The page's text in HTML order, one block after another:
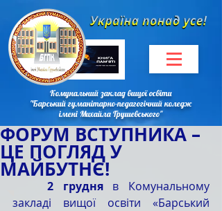
Комунальний заклад вищої освіти
"Барський гуманітарно-педагогічний коледж
імені Михайла Грушевського"
ФОРУМ ВСТУПНИКА –
ЦЕ ПОГЛЯД У
МАЙБУТНЄ!
2 грудня в Комунальному
закладі вищої освіти «Барський